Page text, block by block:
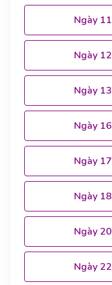
Ngày
Ngày
Ngày
Ngày
Ngày
Ngày
Ngày
Ngày